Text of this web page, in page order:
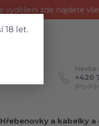
zde najdete
18 let.
Nevíte
+420
(Po-Pá
Hřebenovky a kabelky a